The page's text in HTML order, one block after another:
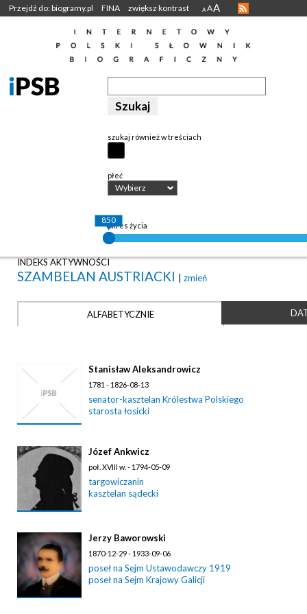
Przejdź do: biogramy.pl FINA zwiększ kontrast A AA
szukaj również w treściach
płeć
Wybierz
okres życia
850
INDEKS AKTYWNOŚCI
SZAMBELAN AUSTRIACKI | zmień
ALFABETYCZNIE
Stanisław Aleksandrowicz
1781 - 1826-08-13
senator-kasztelan Królestwa Polskiego
starosta łosicki
Józef Ankwicz
poł. XVIII w. - 1794-05-09
targowiczanin
kasztelan sądecki
Jerzy Baworowski
1870-12-29 - 1933-09-06
poseł na Sejm Ustawodawczy 1919
poseł na Sejm Krajowy Galicji